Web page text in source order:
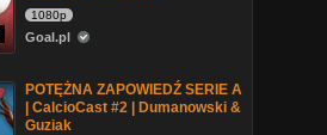
1080p
Goal.pl
POTĘŻNA ZAPOWIEDŹ SERIE A
| CalcioCast #2 | Dumanowski &
Guziak